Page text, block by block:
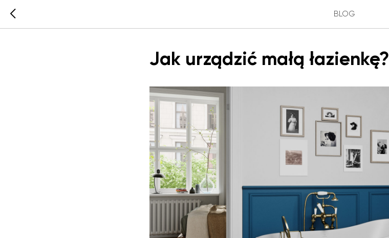
BLOG
Jak urządzić małą łazienkę?